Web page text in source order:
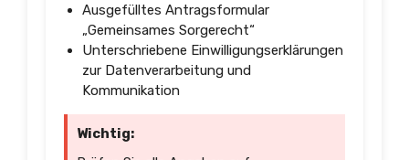
Ausgefülltes Antragsformular
„Gemeinsames Sorgerecht“
Unterschriebene Einwilligungserklärungen
zur Datenverarbeitung und
Kommunikation
Wichtig: